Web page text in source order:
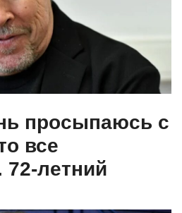
просыпаюсь с
все
72-летний